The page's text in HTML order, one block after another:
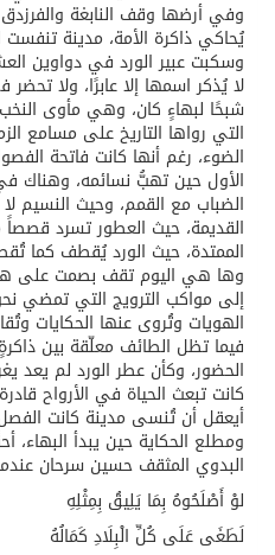
كسوة الكعبة تعتلي
وفي أرضها وقف النابغة
يُحاكي ذاكرة الأمة، مدينة
وسكبت عبير الورد في دواوين
لا يُذكر اسمها إلا عابرًا، ولا
شبحًا لبهاءٍ كان، وهي مأوى النخب
التي رواها التاريخ على مسامع
الضوء، رغم أنها كانت فاتحة
الأول حين تهبُّ نسائمه، وهناك
الضباب مع القمم، وحيث النسيم
القديمة، حيث العطور تسرد قصصاً
الممتدة، حيث الورد يُقطف كما
وها هي اليوم تقف بصمت على
إلى مواكب الترويج التي تمضي
الهويات وتُروى عنها الحكايات
فيما تظل الطائف معلّقة بين
الحضور، وكأن عطر الورد لم يعد
كانت تبعث الحياة في الأرواح
أيعقل أن تُنسى مدينة كانت
ومطلع الحكاية حين يبدأ
البدوي المثقف حسين سرحان
لوْ أَصْلَحُوهُ بِمَا يَلِيقُ بِمِثْلِهِ
لَطَغَى عَلَى كُلِّ الْبِلَادِ كَمَالُهُ